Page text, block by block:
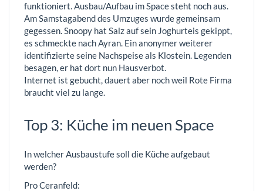
funktioniert. Ausbau/Aufbau im Space steht noch aus.
Am Samstagabend des Umzuges wurde gemeinsam
gegessen. Snoopy hat Salz auf sein Joghurteis gekippt,
es schmeckte nach Ayran. Ein anonymer weiterer
identifizierte seine Nachspeise als Klostein. Legenden
besagen, er hat dort nun Hausverbot.
Internet ist gebucht, dauert aber noch weil Rote Firma
braucht viel zu lange.
Top 3: Küche im neuen Space
In welcher Ausbaustufe soll die Küche aufgebaut
werden?
Pro Ceranfeld: